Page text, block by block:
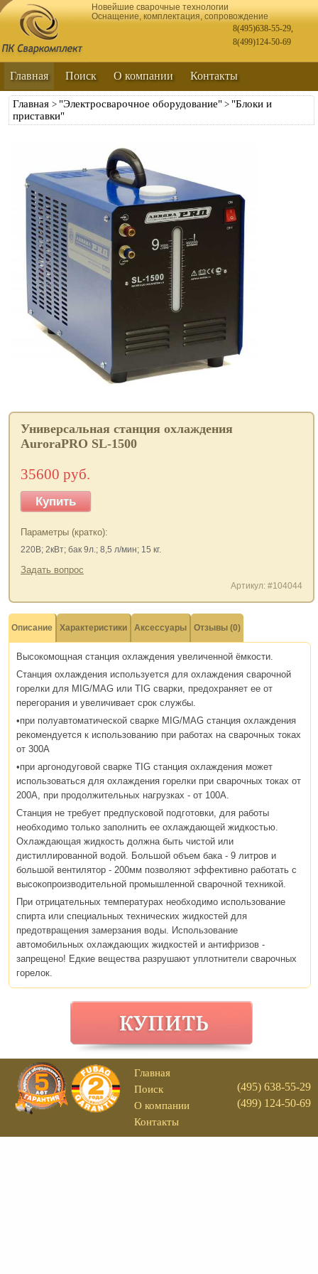
Новейшие сварочные технологии
Оснащение, комплектация, сопровождение
8(495)638-55-29,
8(499)124-50-69
Главная Поиск О компании Контакты
Главная > "Электросварочное оборудование" > "Блоки и
приставки"
Универсальная станция охлаждения
AuroraPRO SL-1500
35600 руб.
Купить
Параметры (кратко):
220В; 2кВт; бак 9л.; 8,5 л/мин; 15 кг.
Задать вопрос
Артикул: #104044
Описание Характеристики Аксессуары Отзывы (0)
Высокомощная станция охлаждения увеличенной ёмкости.
Станция охлаждения используется для охлаждения сварочной
горелки для MIG/MAG или TIG сварки, предохраняет ее от
перегорания и увеличивает срок службы.
•при полуавтоматической сварке MIG/MAG станция охлаждения
рекомендуется к использованию при работах на сварочных токах
от 300А
•при аргонодуговой сварке TIG станция охлаждения может
использоваться для охлаждения горелки при сварочных токах от
200А, при продолжительных нагрузках - от 100А.
Станция не требует предпусковой подготовки, для работы
необходимо только заполнить ее охлаждающей жидкостью.
Охлаждающая жидкость должна быть чистой или
дистиллированной водой. Большой объем бака - 9 литров и
большой вентилятор - 200мм позволяют эффективно работать с
высокопроизводительной промышленной сварочной техникой.
При отрицательных температурах необходимо использование
спирта или специальных технических жидкостей для
предотвращения замерзания воды. Использование
автомобильных охлаждающих жидкостей и антифризов -
запрещено! Едкие вещества разрушают уплотнители сварочных
горелок.
Главная
Поиск
О компании
Контакты
(495) 638-55-29
(499) 124-50-69